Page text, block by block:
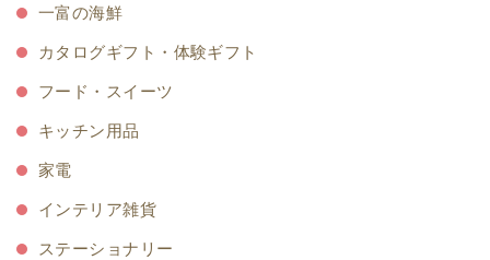
一富の海鮮
カタログギフト・体験ギフト
フード・スイーツ
キッチン用品
家電
インテリア雑貨
ステーショナリー